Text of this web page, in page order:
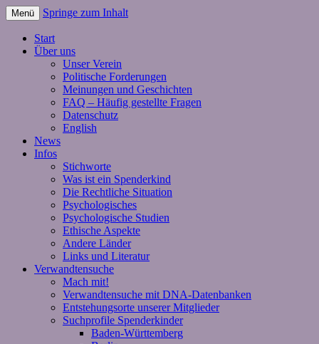
Menü Springe zum Inhalt
Start
Über uns
Unser Verein
Politische Forderungen
Meinungen und Geschichten
FAQ – Häufig gestellte Fragen
Datenschutz
English
News
Infos
Stichworte
Was ist ein Spenderkind
Die Rechtliche Situation
Psychologisches
Psychologische Studien
Ethische Aspekte
Andere Länder
Links und Literatur
Verwandtensuche
Mach mit!
Verwandtensuche mit DNA-Datenbanken
Entstehungsorte unserer Mitglieder
Suchprofile Spenderkinder
Baden-Württemberg